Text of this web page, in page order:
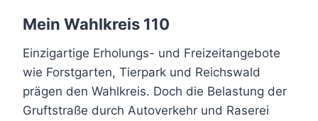
Mein Wahlkreis 110
Einzigartige Erholungs- und Freizeitangebote
wie Forstgarten, Tierpark und Reichswald
prägen den Wahlkreis. Doch die Belastung der
Gruftstraße durch Autoverkehr und Raserei